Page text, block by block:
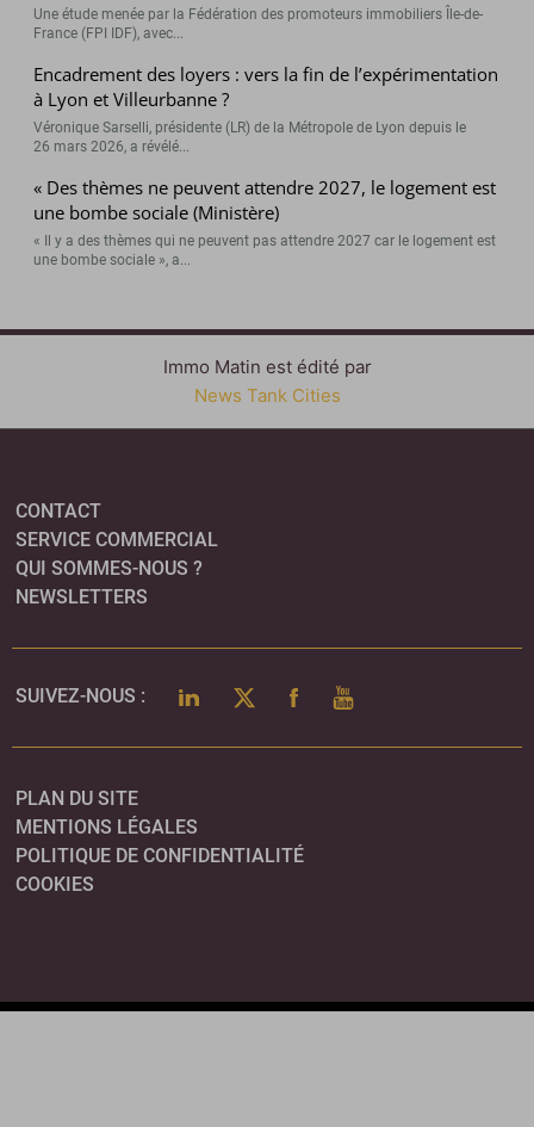
Une étude menée par la Fédération des promoteurs immobiliers Île-de-
France (FPI IDF), avec...
Encadrement des loyers : vers la fin de l’expérimentation
à Lyon et Villeurbanne ?
Véronique Sarselli, présidente (LR) de la Métropole de Lyon depuis le
26 mars 2026, a révélé...
« Des thèmes ne peuvent attendre 2027, le logement est
une bombe sociale (Ministère)
« Il y a des thèmes qui ne peuvent pas attendre 2027 car le logement est
une bombe sociale », a...
Immo Matin est édité par
News Tank Cities
CONTACT
SERVICE COMMERCIAL
QUI SOMMES-NOUS ?
NEWSLETTERS
SUIVEZ-NOUS : LINKEDINTWITTERFACEBOOK
YOUTUBE
PLAN DU SITE
MENTIONS LÉGALES
POLITIQUE DE CONFIDENTIALITÉ
COOKIES